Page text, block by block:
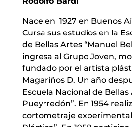
Nace en 1927 en Buenos
Cursa sus estudios en la
de Bellas Artes “Manuel
ingresa al Grupo Joven,
fundado por el artista
Magariños D. Un año
Escuela Nacional de
Pueyrredón”. En 1954
cortometraje